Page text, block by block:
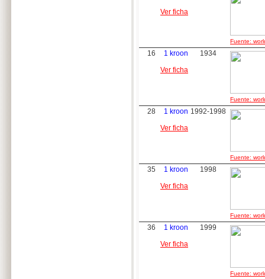
Ver ficha
Fuente:
16
1 kroon
Ver ficha
1934
Fuente:
28
1 kroon
Ver ficha
1992-1998
Fuente:
35
1 kroon
Ver ficha
1998
Fuente:
36
1 kroon
Ver ficha
1999
Fuente: